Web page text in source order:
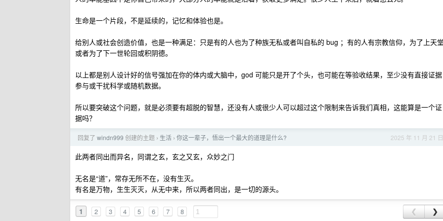
生命是一个片段，不是延续的，记忆和体验也是。
给别人或社会创造价值，也是一种满足：只是有的人也为了种族无私或者叫自私的 bug ；有的人有宗教信仰，为了上天
或者为了下一世轮回或积阴德。
以上都是别人设计好的信号强加在你的体内或大脑中，god 可能只是开了个头，也可能在等验收结果，至少没有直接证据
参与或干扰科学或随机数据。
所以要突破这个问题，就是必须要有超脱的智慧，还没有人或很少人可以超过这个限制来告诉我们真相，这能算是一个证
据吗？
2025 年 11 月 21 日
回复了 windn999 创建的主题 › 生活 › 你这一辈子，悟出一个最大的道理是什么?
此两者同出而异名，同谓之玄，玄之又玄，众妙之门
无名是“道”，常存无所不在，没有生灭。
有名是万物，生生灭灭，从无中来，所以两者同出，是一切的源头。
1 2 3 4 5 6 7 8 ❮ ❯